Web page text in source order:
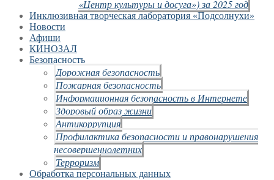
«Центр культуры и досуга») за 2025 год
Инклюзивная творческая лаборатория «Подсолнухи»
Новости
Афиши
КИНОЗАЛ
Безопасность
Дорожная безопасность
Пожарная безопасность
Информационная безопасность в Интернете
Здоровый образ жизни
Антикоррупция
Профилактика безопасности и правонарушения
несовершеннолетних
Терроризм
Обработка персональных данных